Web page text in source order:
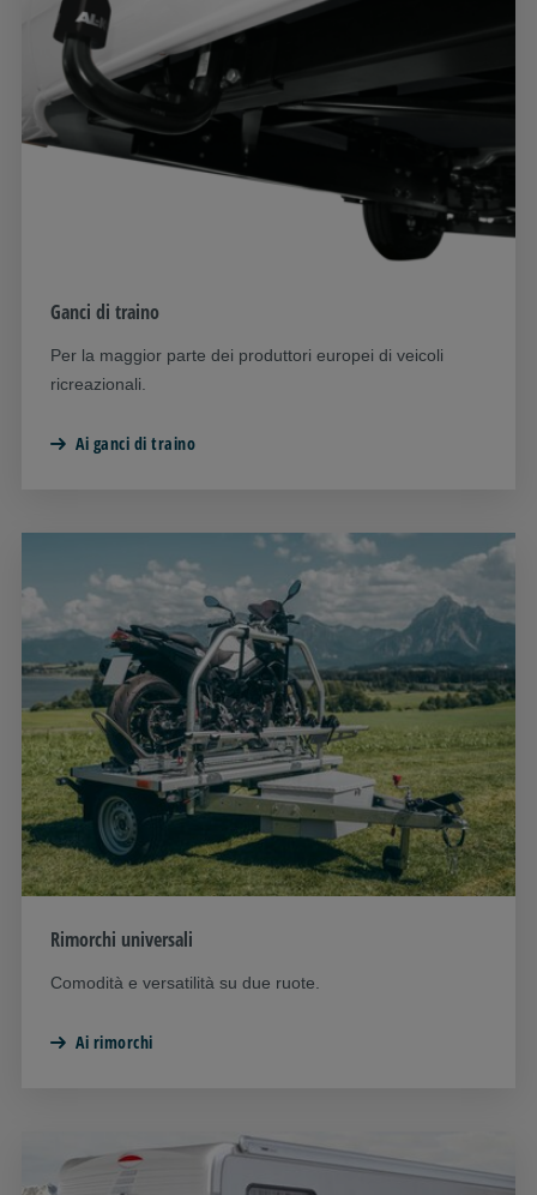
Ganci di traino
Per la maggior parte dei produttori europei di veicoli
ricreazionali.
Ai ganci di traino
Rimorchi universali
Comodità e versatilità su due ruote.
Ai rimorchi